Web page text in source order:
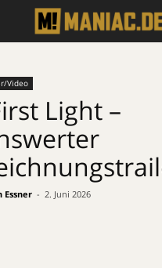
Video
Light –
Essner - 2. Juni 2026